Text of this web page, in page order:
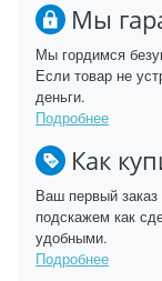
Мы
Мы гордимся
Если товар не
деньги.
Подробнее
Как
Ваш первый
подскажем как
удобными.
Подробнее